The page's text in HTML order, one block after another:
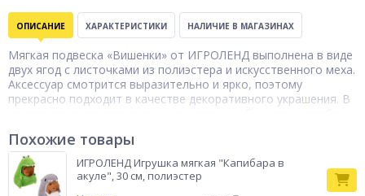
ОПИСАНИЕ ХАРАКТЕРИСТИКИ НАЛИЧИЕ В МАГАЗИНАХ
Мягкая подвеска «Вишенки» от ИГРОЛЕНД выполнена в виде
двух ягод с листочками из полиэстера и искусственного меха.
Аксессуар смотрится выразительно и ярко, поэтому
прекрасно подходит в качестве декоративного украшения. В
или ключам, либо просто повесить как брелок. Подходит и
детям, и взрослым в качестве уютного аксессуара или
небольшого подарка, для которого не требуется особый
повод.
Похожие товары
ИГРОЛЕНД Игрушка мягкая "Капибара в
акуле", 30 см, полиэстер